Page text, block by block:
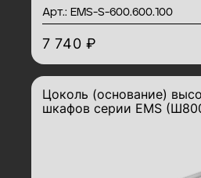
Арт.: EMS-S-600.600.100
7 740 ₽
Цоколь (основание)
шкафов серии EMS